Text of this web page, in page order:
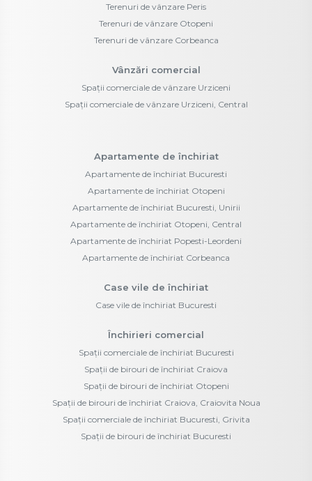
Terenuri de vânzare Peris
Terenuri de vânzare Otopeni
Terenuri de vânzare Corbeanca
Vânzări comercial
Spații comerciale de vânzare Urziceni
Spații comerciale de vânzare Urziceni, Central
Apartamente de închiriat
Apartamente de închiriat Bucuresti
Apartamente de închiriat Otopeni
Apartamente de închiriat Bucuresti, Unirii
Apartamente de închiriat Otopeni, Central
Apartamente de închiriat Popesti-Leordeni
Apartamente de închiriat Corbeanca
Case vile de închiriat
Case vile de închiriat Bucuresti
Închirieri comercial
Spații comerciale de închiriat Bucuresti
Spații de birouri de închiriat Craiova
Spații de birouri de închiriat Otopeni
Spații de birouri de închiriat Craiova, Craiovita Noua
Spații comerciale de închiriat Bucuresti, Grivita
Spații de birouri de închiriat Bucuresti